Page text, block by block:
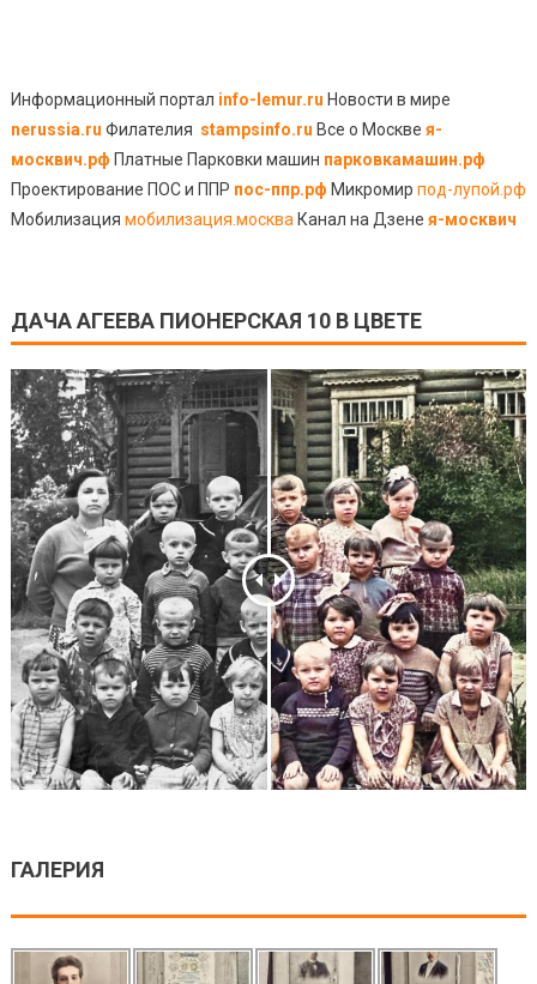
Информационный портал info-lemur.ru Новости в мире
nerussia.ru Филателия stampsinfo.ru Все о Москве я-
москвич.рф Платные Парковки машин парковкамашин.рф
Проектирование ПОС и ППР пос-ппр.рф Микромир под-лупой.рф
Мобилизация мобилизация.москваКанал на Дзене я-москвич
ДАЧА АГЕЕВА ПИОНЕРСКАЯ 10 В ЦВЕТЕ
ГАЛЕРИЯ